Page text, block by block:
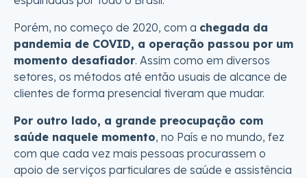
Porém, no começo de 2020, com a chegada da
pandemia de COVID, a operação passou por um
momento desafiador. Assim como em diversos
setores, os métodos até então usuais de alcance de
clientes de forma presencial tiveram que mudar.
Por outro lado, a grande preocupação com
saúde naquele momento, no País e no mundo, fez
com que cada vez mais pessoas procurassem o
apoio de serviços particulares de saúde e assistência